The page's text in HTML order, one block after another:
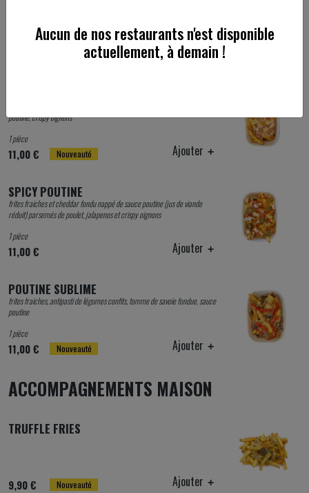
Aucun de nos restaurants n'est disponible
actuellement, à demain !
Ajouter
Nouveauté
poutine, crispy oignons
1 pièce
11,00 € Ajouter
SPICY POUTINE
frites fraiches et cheddar fondu nappé de sauce poutine (jus de viande
réduit) parsemés de poulet, jalapenos et crispy oignons
1 pièce
11,00 € Ajouter
Nouveauté
POUTINE SUBLIME
frites fraiches, antipasti de légumes confits, tomme de savoie fondue, sauce
poutine
1 pièce
11,00 € Ajouter
ACCOMPAGNEMENTS MAISON
Nouveauté
TRUFFLE FRIES
9,90 € Ajouter